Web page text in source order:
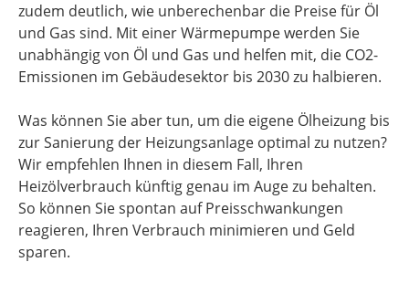
zudem deutlich, wie unberechenbar die Preise für Öl
und Gas sind. Mit einer Wärmepumpe werden Sie
unabhängig von Öl und Gas und helfen mit, die CO2-
Emissionen im Gebäudesektor bis 2030 zu halbieren.
Was können Sie aber tun, um die eigene Ölheizung bis
zur Sanierung der Heizungsanlage optimal zu nutzen?
Wir empfehlen Ihnen in diesem Fall, Ihren
Heizölverbrauch künftig genau im Auge zu behalten.
So können Sie spontan auf Preisschwankungen
reagieren, Ihren Verbrauch minimieren und Geld
sparen.